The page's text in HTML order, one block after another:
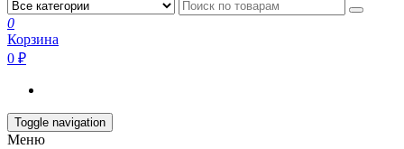
0
Корзина
0 ₽
Toggle navigation
Меню